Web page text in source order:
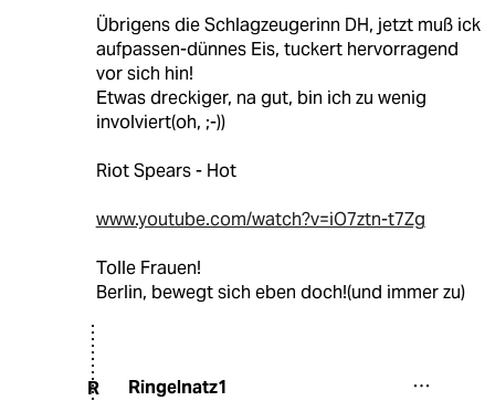
Übrigens die Schlagzeugerinn DH, jetzt muß ick
aufpassen-dünnes Eis, tuckert hervorragend
vor sich hin!
Etwas dreckiger, na gut, bin ich zu wenig
involviert(oh, ;-))
Riot Spears - Hot
www.youtube.com/watch?v=iO7ztn-t7Zg
Tolle Frauen!
Berlin, bewegt sich eben doch!(und immer zu)
R Ringelnatz1